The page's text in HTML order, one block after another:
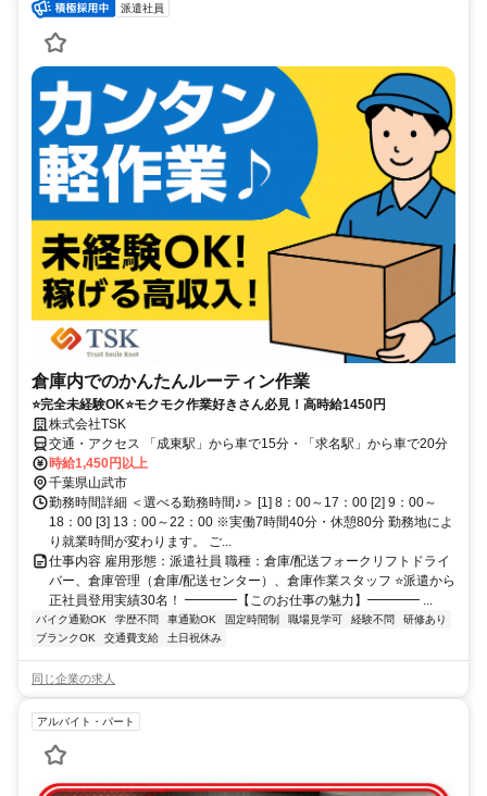
派遣社員
倉庫内でのかんたんルーティン作業
⭐完全未経験OK⭐モクモク作業好きさん必見！高時給1450円
株式会社TSK
交通・アクセス 「成東駅」から車で15分・「求名駅」から車で20分
時給1,450円以上
千葉県山武市
勤務時間詳細 ＜選べる勤務時間♪＞ [1] 8：00～17：00 [2] 9：00～
18：00 [3] 13：00～22：00 ※実働7時間40分・休憩80分 勤務地によ
り就業時間が変わります。 ご...
仕事内容 雇用形態：派遣社員 職種：倉庫/配送フォークリフトドライ
バー、倉庫管理（倉庫/配送センター）、倉庫作業スタッフ ⭐派遣から
正社員登用実績30名！ ━━━━【このお仕事の魅力】━━━━ ...
バイク通勤OK 学歴不問 車通勤OK 固定時間制 職場見学可 経験不問
研修あり
ブランクOK
交通費支給 土日祝休み
同じ企業の求人
アルバイト・パート